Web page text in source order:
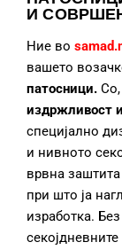
И
Ние во
вашето
патосници.
издржливост
специјално
и нивното
врвна
при што ја
изработка.